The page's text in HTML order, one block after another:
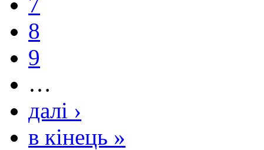
8
9
…
далі ›
в кінець »